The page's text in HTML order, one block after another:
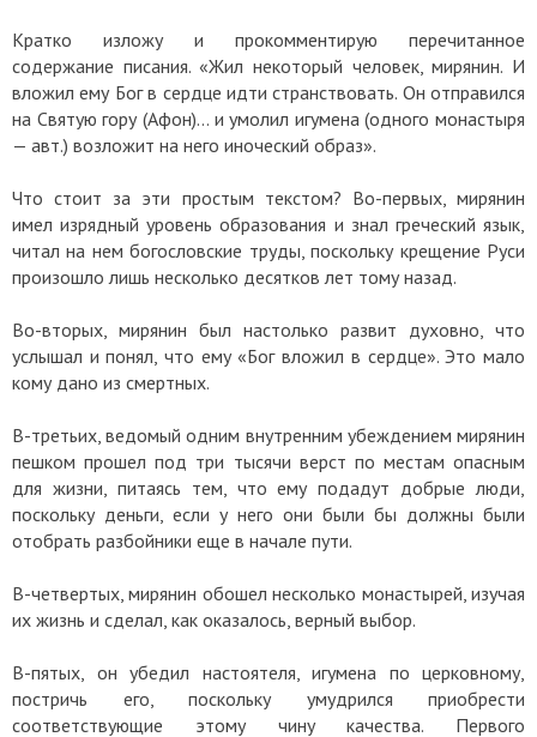
Кратко изложу и прокомментирую перечитанное
содержание писания. «Жил некоторый человек, мирянин. И
вложил ему Бог в сердце идти странствовать. Он отправился
на Святую гору (Афон)… и умолил игумена (одного монастыря
— авт.) возложит на него иноческий образ».
Что стоит за эти простым текстом? Во-первых, мирянин
имел изрядный уровень образования и знал греческий язык,
читал на нем богословские труды, поскольку крещение Руси
произошло лишь несколько десятков лет тому назад.
Во-вторых, мирянин был настолько развит духовно, что
услышал и понял, что ему «Бог вложил в сердце». Это мало
кому дано из смертных.
В-третьих, ведомый одним внутренним убеждением мирянин
пешком прошел под три тысячи верст по местам опасным
для жизни, питаясь тем, что ему подадут добрые люди,
поскольку деньги, если у него они были бы должны были
отобрать разбойники еще в начале пути.
В-четвертых, мирянин обошел несколько монастырей, изучая
их жизнь и сделал, как оказалось, верный выбор.
В-пятых, он убедил настоятеля, игумена по церковному,
постричь его, поскольку умудрился приобрести
соответствующие этому чину качества. Первого